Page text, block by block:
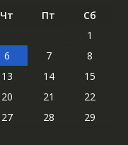
Чт Пт
Сб
1
6 7
8
13 14
15
20 21
22
27 28
29